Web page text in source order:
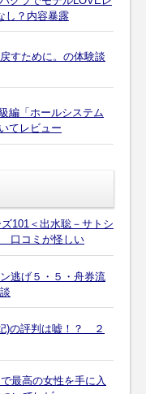
し？内容暴露
すために。の体験談
編「ホールシステム
てレビュー
101＜出水聡－サトシ
口コミが怪しい
逃げ５・５・舟券流
)の評判は嘘！？ ２
最高の女性を手に入